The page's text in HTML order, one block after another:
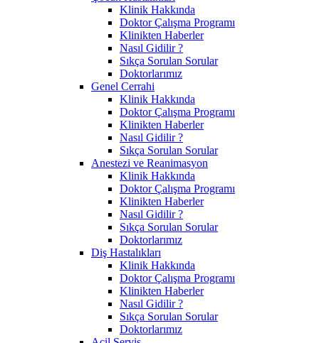
Klinik Hakkında
Doktor Çalışma Programı
Klinikten Haberler
Nasıl Gidilir ?
Sıkça Sorulan Sorular
Doktorlarımız
Genel Cerrahi
Klinik Hakkında
Doktor Çalışma Programı
Klinikten Haberler
Nasıl Gidilir ?
Sıkça Sorulan Sorular
Anestezi ve Reanimasyon
Klinik Hakkında
Doktor Çalışma Programı
Klinikten Haberler
Nasıl Gidilir ?
Sıkça Sorulan Sorular
Doktorlarımız
Diş Hastalıkları
Klinik Hakkında
Doktor Çalışma Programı
Klinikten Haberler
Nasıl Gidilir ?
Sıkça Sorulan Sorular
Doktorlarımız